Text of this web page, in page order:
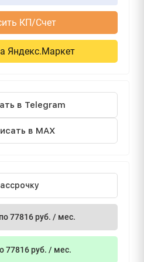
КП/Счет
Яндекс.Маркет
в Telegram
в MAX
77816 руб. / мес.
77816 руб. / мес.